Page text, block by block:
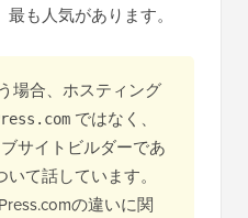
も人気があります。
場合、ホスティング
ではなく、
サイトビルダーであ
いて話しています。
の違いに関